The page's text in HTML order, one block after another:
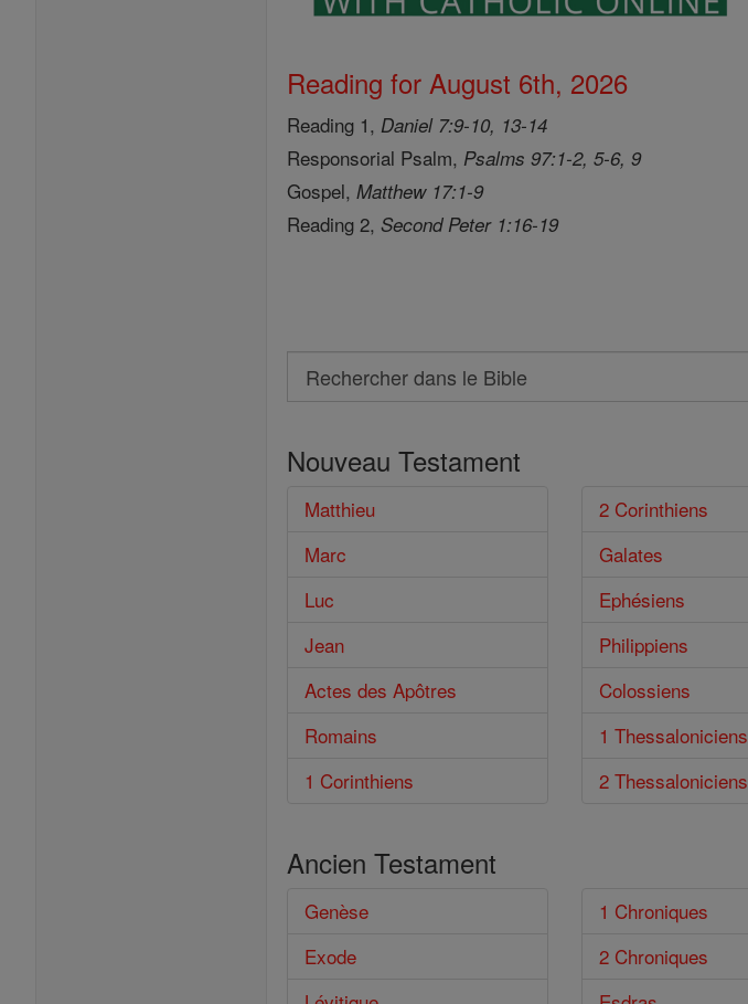
Reading for August 6th, 2026
Reading 1, Daniel 7:9-10, 13-14
Responsorial Psalm, Psalms 97:1-2, 5-6, 9
Gospel,Matthew 17:1-9
Reading 2,Second Peter 1:16-19
Search
Rechercher
le
Bible
Nouveau Testament
Matthieu
Marc
Luc
Jean
Actes des Apôtres
Romains
1 Corinthiens
2 Corinthiens
Galates
Ephésiens
Philippiens
Colossiens
1 Thessaloniciens
2 Thessaloniciens
Ancien Testament
Genèse
Exode
1 Chroniques
2 Chroniques